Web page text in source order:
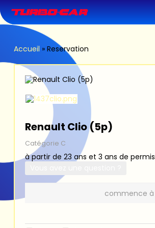
to
main
content
Accueil » Reservation
Renault Clio (5p)
Catégorie C
à partir de 23 ans et 3 ans de permis
commence à